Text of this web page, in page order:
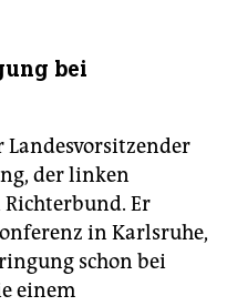
bei
Landesvorsitzender
der linken
Er
in Karlsruhe,
schon bei
einem